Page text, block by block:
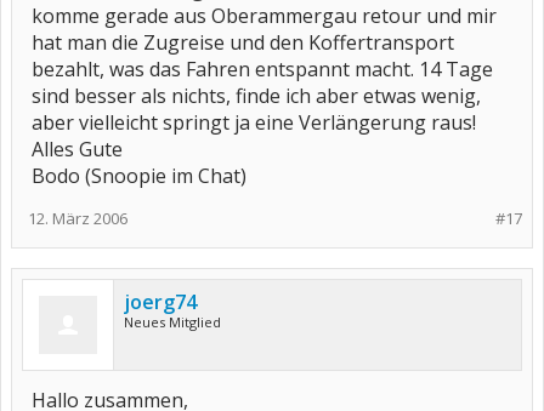
komme gerade aus Oberammergau retour und mir
hat man die Zugreise und den Koffertransport
bezahlt, was das Fahren entspannt macht. 14 Tage
sind besser als nichts, finde ich aber etwas wenig,
aber vielleicht springt ja eine Verlängerung raus!
Alles Gute
Bodo (Snoopie im Chat)
#17
12. März 2006
joerg74
Neues Mitglied
Hallo zusammen,